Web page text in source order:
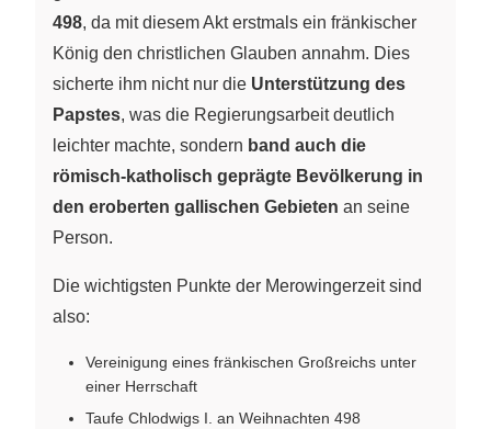
498, da mit diesem Akt erstmals ein fränkischer
König den christlichen Glauben annahm. Dies
sicherte ihm nicht nur die Unterstützung des
Papstes, was die Regierungsarbeit deutlich
leichter machte, sondern band auch die
römisch-katholisch geprägte Bevölkerung in
den eroberten gallischen Gebieten an seine
Person.
Die wichtigsten Punkte der Merowingerzeit sind
also:
Vereinigung eines fränkischen Großreichs unter
einer Herrschaft
Taufe Chlodwigs I. an Weihnachten 498